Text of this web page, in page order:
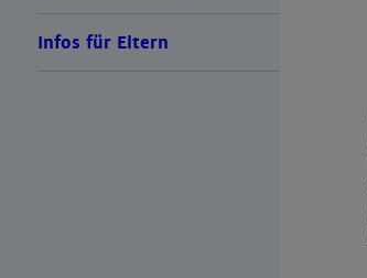
Infos für Eltern